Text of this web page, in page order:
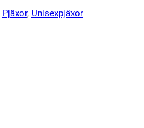
Pjäxor, Unisexpjäxor